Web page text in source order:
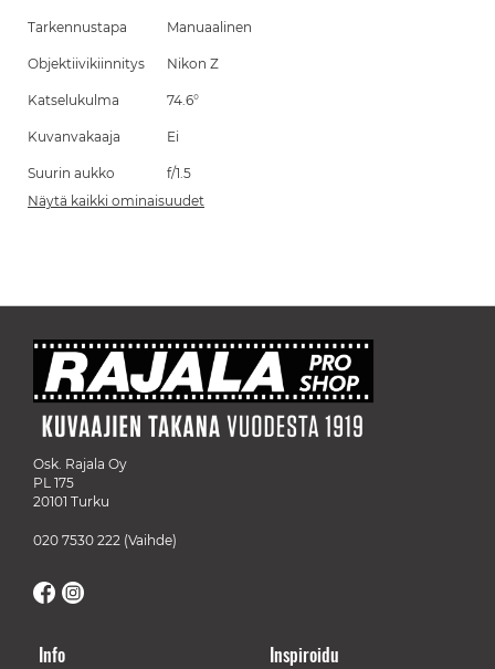
Tarkennustapa Manuaalinen
Objektiivikiinnitys Nikon Z
Katselukulma 74.6°
Kuvanvakaaja Ei
Suurin aukko
f/1.5
Näytä kaikki ominaisuudet
Osk. Rajala Oy
PL 175
20101 Turku
020 7530 222 (Vaihde)
Info Inspiroidu